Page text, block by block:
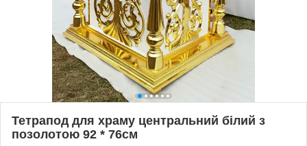
Тетрапод для храму центральний білий з
позолотою 92 * 76см